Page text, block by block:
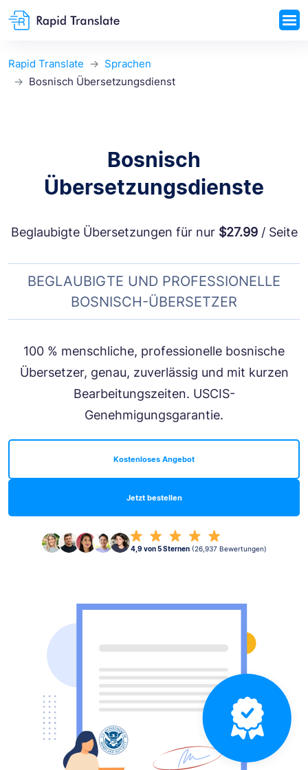
Rapid Translate
Sprachen
Bosnisch Übersetzungsdienst
Bosnisch
Übersetzungsdienste
Beglaubigte Übersetzungen für nur $27.99/ Seite
BEGLAUBIGTE UND PROFESSIONELLE
BOSNISCH-ÜBERSETZER
100 % menschliche, professionelle bosnische
Übersetzer, genau, zuverlässig und mit kurzen
Bearbeitungszeiten. USCIS-
Genehmigungsgarantie.
Jetzt bestellen
Kostenloses Angebot
4,9 von 5 Sternen (26,937 Bewertungen)